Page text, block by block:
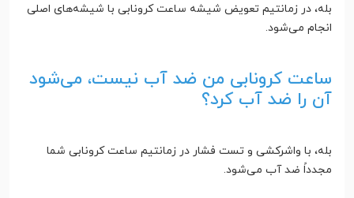
بله، در زمانتیم تعویض شیشه ساعت کرونابی با شیشه‌های اصلی
انجام می‌شود.
ساعت کرونابی من ضد آب نیست، می‌شود
آن را ضد آب کرد؟
بله، با واشرکشی و تست فشار در زمانتیم ساعت کرونابی شما
مجدداً ضد آب می‌شود.